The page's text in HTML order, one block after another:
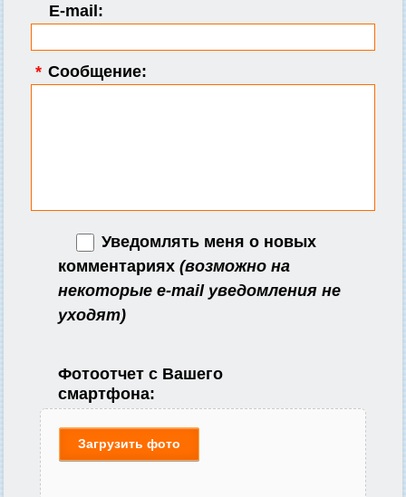
E-mail:
* Сообщение:
Уведомлять меня о новых
комментариях (возможно на
некоторые e-mail уведомления не
уходят)
Фотоотчет с Вашего
смартфона:
Загрузить фото